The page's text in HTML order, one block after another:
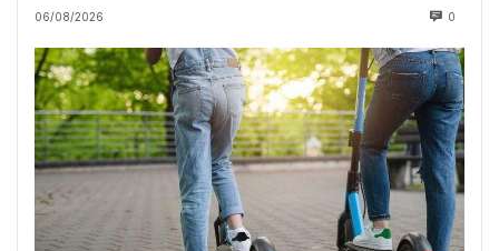
06/08/2026 0